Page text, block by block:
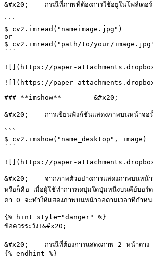
&#x20;    กรณีที่ภาพที่ต้องการใช้อยู่ในโฟล์เดอ
```
$ cv2.imread("nameimage.jpg")
or
$ cv2.imread("path/to/your/
```
![](https://paper-
![](https://paper-
### **imshow**        &#x20;
&#x20;    การเขียนฟังก์ชันแสดงภาพบนหน้าจอนั้
```
$ cv2.imshow("name_desktop", image)
```
![](https://paper-
&#x20;    จากภาพตัวอย่างการแสดงภาพบนห
หรือก็คือ เมื่อผู้ใช้ทำการกดปุ่มใดปุ่มหนึ่งบนคีย์บอ
ค่า 0 จะทำให้แสดงภาพบนหน้าจอตามเวลาที่กำห
{% hint style="danger" %}
ข้อควรระวัง!&#x20;
&#x20;    กรณีที่ต้องการแสดงภาพ 2 หน้าต่าง ต้
{% endhint %}